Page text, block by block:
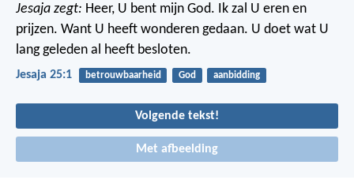
Jesaja zegt: Heer, U bent mijn God. Ik zal U eren en
prijzen. Want U heeft wonderen gedaan. U doet wat U
lang geleden al heeft besloten.
Jesaja 25:1 betrouwbaarheid God aanbidding
Volgende tekst!
Met afbeelding